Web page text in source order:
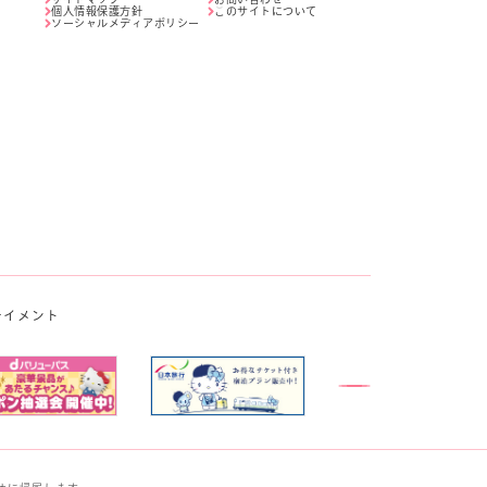
個人情報保護方針
このサイトについて
ソーシャルメディアポリシー
メント